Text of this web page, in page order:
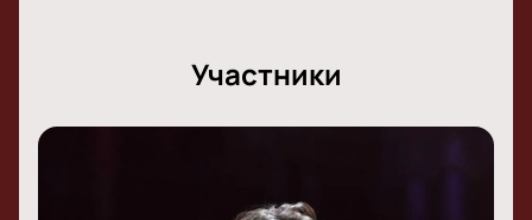
Участники